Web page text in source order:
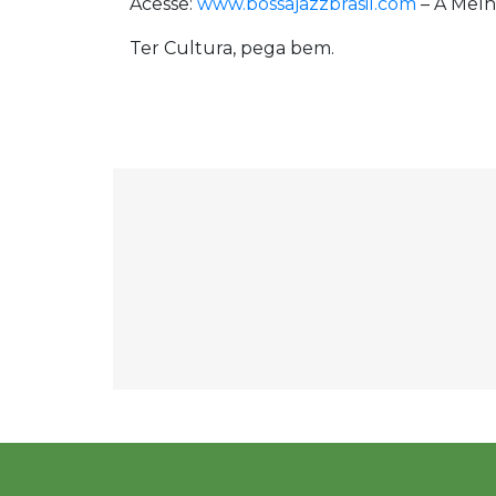
Ter Cultura, pega bem.